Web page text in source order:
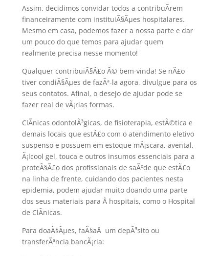
Assim, decidimos convidar todos a contribuÃ­rem
financeiramente com instituiÃ§Ãµes hospitalares.
Mesmo em casa, podemos fazer a nossa parte e dar
um pouco do que temos para ajudar quem
realmente precisa nesse momento!
Qualquer contribuiÃ§Ã£o Ã© bem-vinda! Se nÃ£o
tiver condiÃ§Ãµes de fazÃª-la agora, divulgue para os
seus contatos. Afinal, o desejo de ajudar pode se
fazer real de vÃ¡rias formas.
ClÃ­nicas odontolÃ³gicas, de fisioterapia, estÃ©tica e
demais locais que estÃ£o com o atendimento eletivo
suspenso e possuem em estoque mÃ¡scara, avental,
Ã¡lcool gel, touca e outros insumos essenciais para a
proteÃ§Ã£o dos profissionais de saÃºde que estÃ£o
na linha de frente, cuidando dos pacientes nesta
epidemia, podem ajudar muito doando uma parte
dos seus materiais para Â hospitais, como o Hospital
de ClÃ­nicas.
Para doaÃ§Ãµes, faÃ§aÂ um depÃ³sito ou
transferÃªncia bancÃ¡ria: